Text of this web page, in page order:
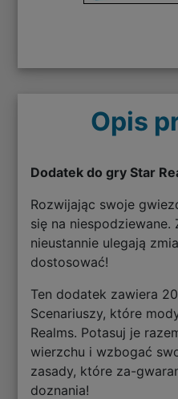
Opis
Dodatek do gry Star
Rozwijając swoje
się na
nieustannie ulegają
dostosować!
Ten dodatek zawiera
Scenariuszy, które
Realms. Potasuj je
wierzchu i wzbogać
zasady, które za-
doznania!